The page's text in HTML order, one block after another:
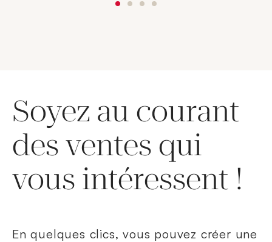
Soyez au courant
des ventes qui
vous intéressent !
En quelques clics, vous pouvez créer une